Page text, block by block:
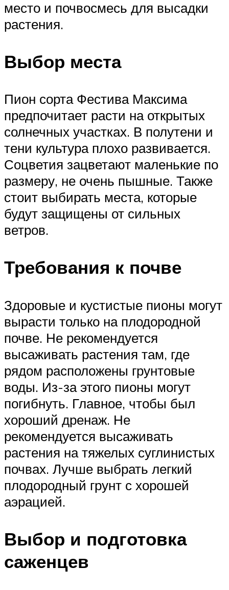
место и почвосмесь для высадки
растения.
Выбор места
Пион сорта Фестива Максима
предпочитает расти на открытых
солнечных участках. В полутени и
тени культура плохо развивается.
Соцветия зацветают маленькие по
размеру, не очень пышные. Также
стоит выбирать места, которые
будут защищены от сильных
ветров.
Требования к почве
Здоровые и кустистые пионы могут
вырасти только на плодородной
почве. Не рекомендуется
высаживать растения там, где
рядом расположены грунтовые
воды. Из-за этого пионы могут
погибнуть. Главное, чтобы был
хороший дренаж. Не
рекомендуется высаживать
растения на тяжелых суглинистых
почвах. Лучше выбрать легкий
плодородный грунт с хорошей
аэрацией.
Выбор и подготовка
саженцев